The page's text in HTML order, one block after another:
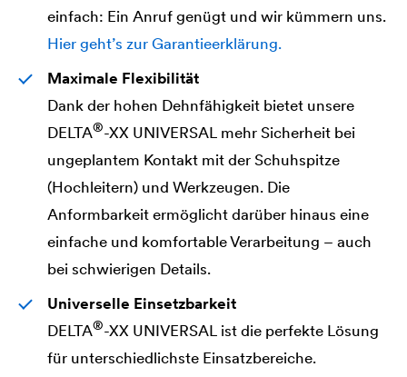
einfach: Ein Anruf genügt und wir kümmern uns.
Hier geht’s zur Garantieerklärung.
Maximale Flexibilität
Dank der hohen Dehnfähigkeit bietet unsere
DELTA®-XX UNIVERSAL mehr Sicherheit bei
ungeplantem Kontakt mit der Schuhspitze
(Hochleitern) und Werkzeugen. Die
Anformbarkeit ermöglicht darüber hinaus eine
einfache und komfortable Verarbeitung – auch
bei schwierigen Details.
Universelle Einsetzbarkeit
DELTA®-XX UNIVERSAL ist die perfekte Lösung
für unterschiedlichste Einsatzbereiche.